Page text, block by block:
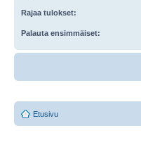
Rajaa tulokset:
Palauta ensimmäiset:
Etusivu